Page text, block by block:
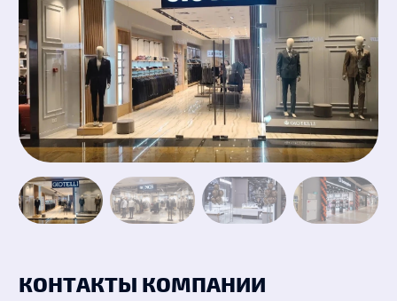
КОНТАКТЫ КОМПАНИИ